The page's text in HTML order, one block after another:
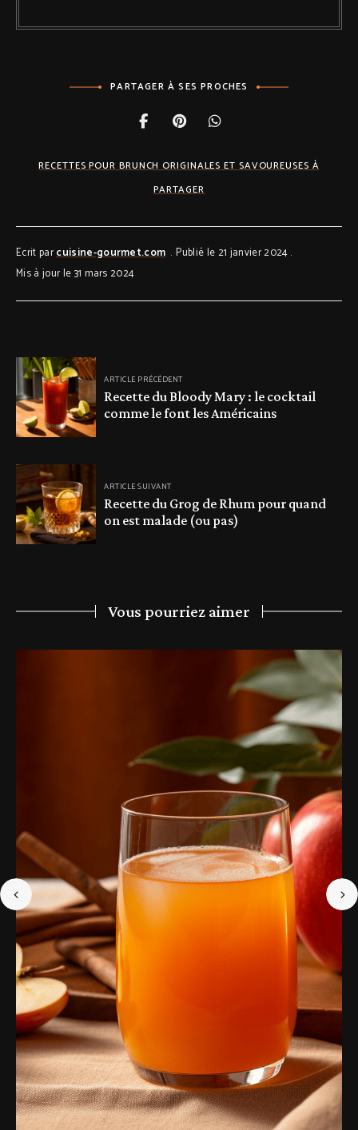
PARTAGER À SES PROCHES
RECETTES POUR BRUNCH ORIGINALES ET SAVOUREUSES À
PARTAGER
Ecrit parcuisine-gourmet.com
Publié le 21 janvier 2024
Mis à jour le 31 mars 2024
ARTICLE PRÉCÉDENT
Recette du Bloody Mary : le cocktail
comme le font les Américains
ARTICLE SUIVANT
Recette du Grog de Rhum pour quand
on est malade (ou pas)
Vous pourriez aimer